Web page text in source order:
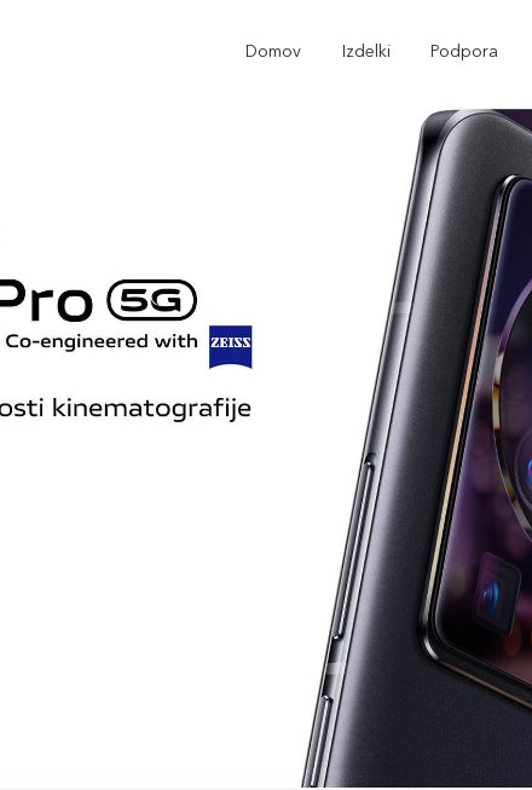
Domov Izdelki Podpora
X90 Pro novo X80 Lite Y17s